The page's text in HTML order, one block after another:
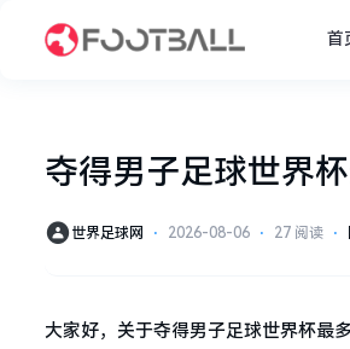
首
夺得男子足球世界
世界足球网 ⋅ 2026-08-06 ⋅ 27 阅读 ⋅
大家好，关于夺得男子足球世界杯最